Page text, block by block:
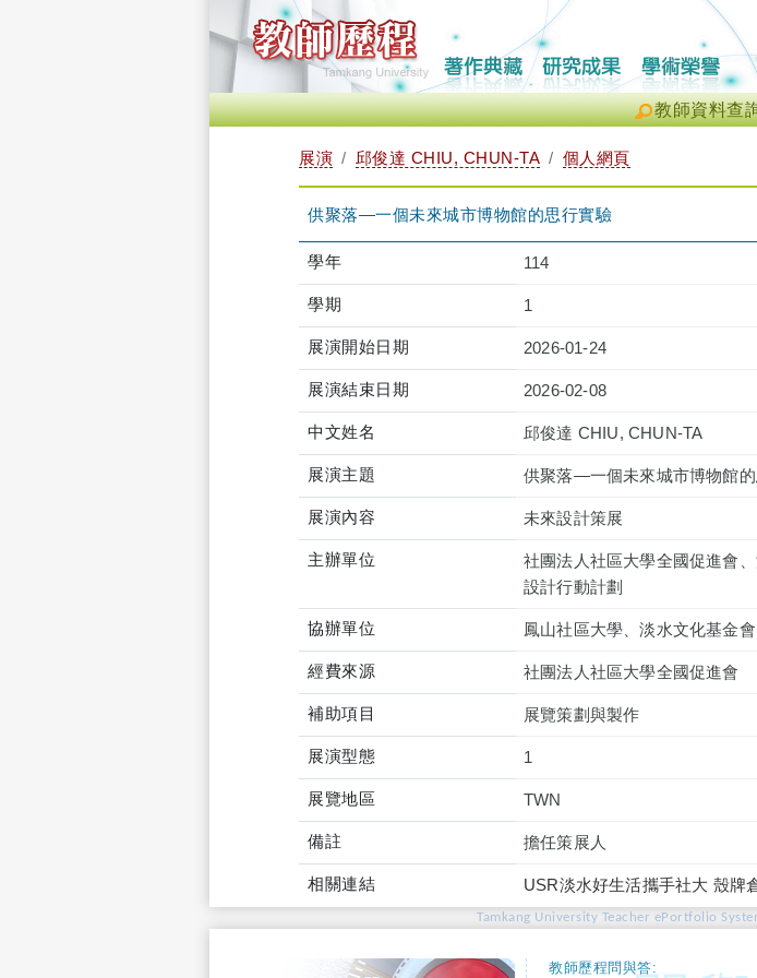
教師資料查
展演 邱俊達 CHIU, CHUN-TA 個人網頁
供聚落—一個未來城市博物館的思行實驗
學年 114
學期 1
展演開始日期 2026-01-24
展演結束日期 2026-02-08
中文姓名 邱俊達 CHIU, CHUN-TA
展演主題 供聚落—一個未來城市博物館
展演內容 未來設計策展
主辦單位
社團法人社區大學全國促進會
設計行動計劃
協辦單位 鳳山社區大學、淡水文化基金
經費來源 社團法人社區大學全國促進會
補助項目 展覽策劃與製作
展演型態 1
展覽地區 TWN
備註 擔任策展人
相關連結 USR淡水好生活攜手社大 殼牌
Tamkang University Teacher ePortfolio
教師歷程問與答: